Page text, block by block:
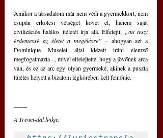
Amikor a társadalom már nem védi a gyermekkort, nem
csupán erkölcsi vétséget követ el, hanem saját
civilizációs halálos ítéletét írja alá. Elfelejti,
„mi teszi
érdemessé az életet a megélésre” – ahogyan azt a
Dominique Muselet által idézett iráni elemző
megfogalmazta –, mivel elfelejtette, hogy a jövőnek arca
van, és ez az arc egy olyan gyermeké, akinek a puszta
túlélés helyett a bizalom légkörében kell felnőnie.
A Trenet-dal linkje: